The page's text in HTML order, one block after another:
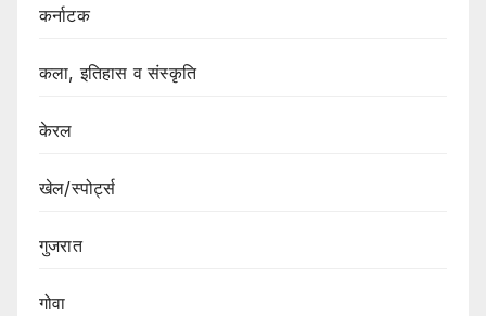
कर्नाटक
कला, इतिहास व संस्कृति
केरल
खेल/स्पोर्ट्स
गुजरात
गोवा